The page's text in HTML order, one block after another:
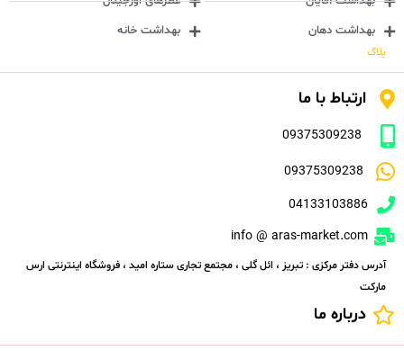
بهداشت دهان
بهداشت خانه
بلاگ
ارتباط با ما
09375309238
09375309238
04133103886
info @ aras-market.com
آدرس دفتر مرکزی : تبریز ، ائل گلی ، مجتمع تجاری ستاره امید ، فروشگاه اینترنتی ارس
مارکت
درباره ما